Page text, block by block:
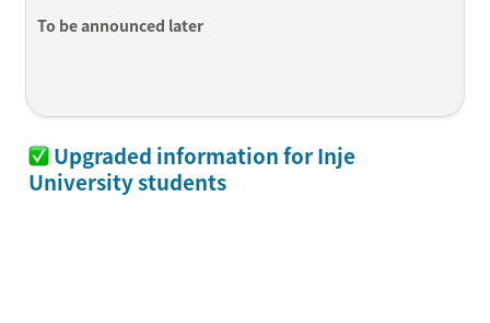
To be announced later
Upgraded information for Inje
University students